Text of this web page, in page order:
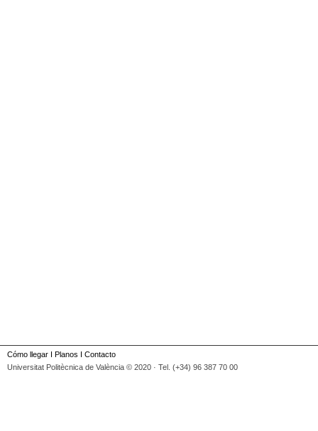
Cómo llegar I Planos I Contacto
Universitat Politècnica de València © 2020 · Tel. (+34) 96 387 70 00